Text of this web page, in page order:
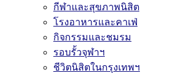
กีฬาและสุขภาพนิสิต
โรงอาหารและคาเฟ่
กิจกรรมและชมรม
รอบรั้วจุฬาฯ
ชีวิตนิสิตในกรุงเทพฯ